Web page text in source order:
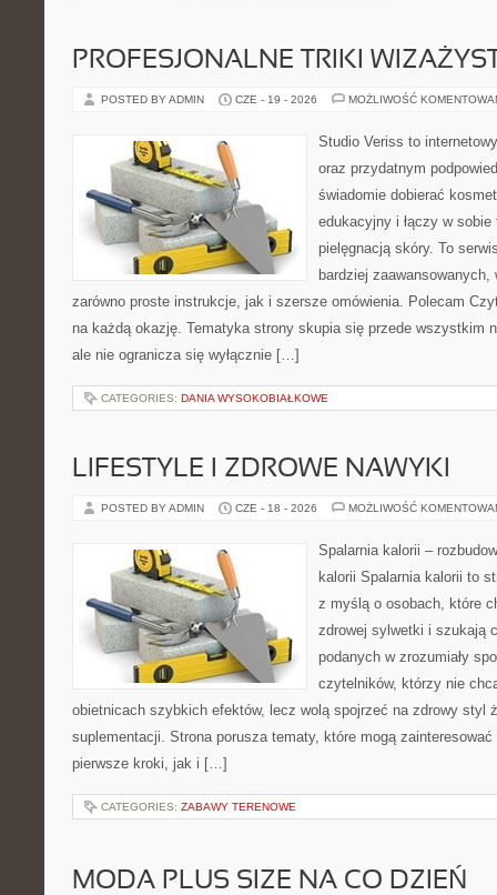
PROFESJONALNE TRIKI
POSTED BY ADMIN CZE - 19 - 2026 MOŻLIWOŚĆ
Studio Veriss to
oraz przydatnym
świadomie dobierać
edukacyjny i łączy w
pielęgnacją skóry. To
bardziej
zarówno proste instrukcje, jak i szersze omówienia. Polecam
na każdą okazję. Tematyka strony skupia się przede wszystkim
ale nie ogranicza się wyłącznie […]
CATEGORIES: DANIA WYSOKOBIAŁKOWE
LIFESTYLE I ZDROWE NAWYKI
POSTED BY ADMIN CZE - 18 - 2026 MOŻLIWOŚĆ
Spalarnia kalorii –
kalorii Spalarnia kalorii to
z myślą o osobach, które
zdrowej sylwetki i szukają
podanych w zrozumiały
czytelników, którzy nie
obietnicach szybkich efektów, lecz wolą spojrzeć na zdrowy styl
suplementacji. Strona porusza tematy, które mogą
pierwsze kroki, jak i […]
CATEGORIES: ZABAWY TERENOWE
MODA PLUS SIZE NA CO DZIEŃ